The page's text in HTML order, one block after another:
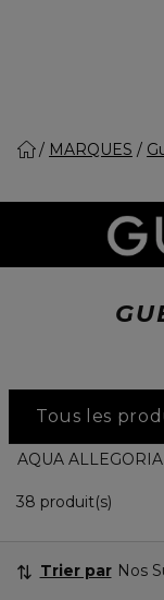
MARQUES
Tous les
AQUA ALLEGORIA
38 produit(s)
Trier par Nos